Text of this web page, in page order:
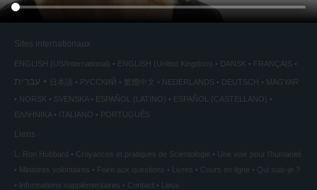
Sites internationaux
ENGLISH (US/International) ENGLISH (United Kingdom) DANSK FRANÇAIS
עברית 日本語 РУССКИЙ 繁體中文 NEDERLANDS DEUTSCH
MAGYAR
NORSK
SVENSKA ESPAÑOL (LATINO)
ESPAÑOL (CASTELLANO)
ΕΛΛΗΝΙΚA
ITALIANO PORTUGUÊS
Liens
L. Ron Hubbard Croyances et pratiques de Scientologie
Une voix pour l’humanité
Ministres volontaires
Foire aux questions Livres Cours en ligne
Qui suis-je ?
Informations supplémentaires
Contact Lieux